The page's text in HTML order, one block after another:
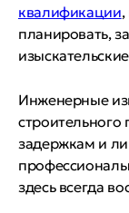
квалификации
планировать,
Инженерные
задержкам и
здесь всегда